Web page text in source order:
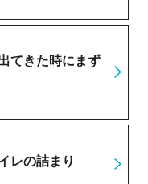
てきた時にまず
レの詰まり